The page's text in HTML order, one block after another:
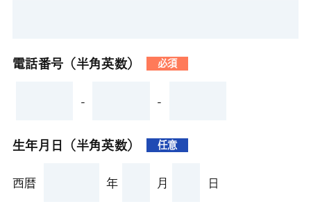
電話番号（半角英数） 必須
- -
生年月日（半角英数） 任意
西暦 年 月 日